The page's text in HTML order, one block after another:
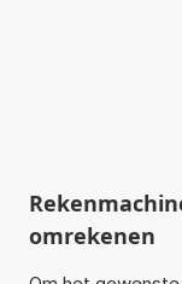
omrekenen